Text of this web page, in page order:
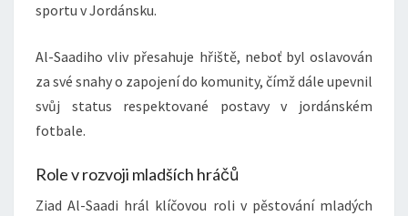
sportu v Jordánsku.
Al-Saadiho vliv přesahuje hřiště, neboť byl oslavován
za své snahy o zapojení do komunity, čímž dále upevnil
svůj status respektované postavy v jordánském
fotbale.
Role v rozvoji mladších hráčů
Ziad Al-Saadi hrál klíčovou roli v pěstování mladých